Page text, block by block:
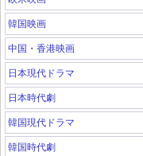
韓国映画
中国・香港映画
日本現代ドラマ
日本時代劇
韓国現代ドラマ
韓国時代劇